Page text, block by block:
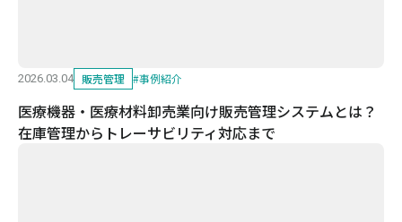
2026.03.04 販売管理 #事例紹介
医療機器・医療材料卸売業向け販売管理システムとは？
在庫管理からトレーサビリティ対応まで